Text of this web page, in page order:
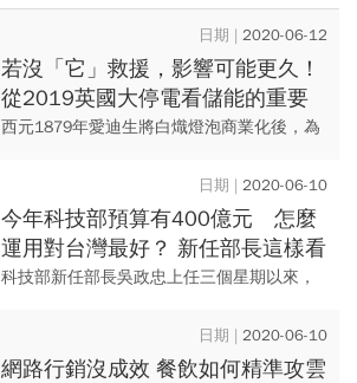
2020-06-12
若沒「它」救援，影響可能更久！
從2019英國大停電看儲能的重要
性
西元1879年愛迪生將白熾燈泡商業化後，為
是在紐約曼哈頓珍珠街站興建了全美第一座
發電廠，使用六台（共6...
2020-06-10
今年科技部預算有400億元 怎麼
運用對台灣最好？ 新任部長這樣看
科技部新任部長吳政忠上任三個星期以來，
未來，他已提出六大發展主軸，並強調科技
部要布局未來的5-10年，...
2020-06-10
網路行銷沒成效 餐飲如何精準攻雲